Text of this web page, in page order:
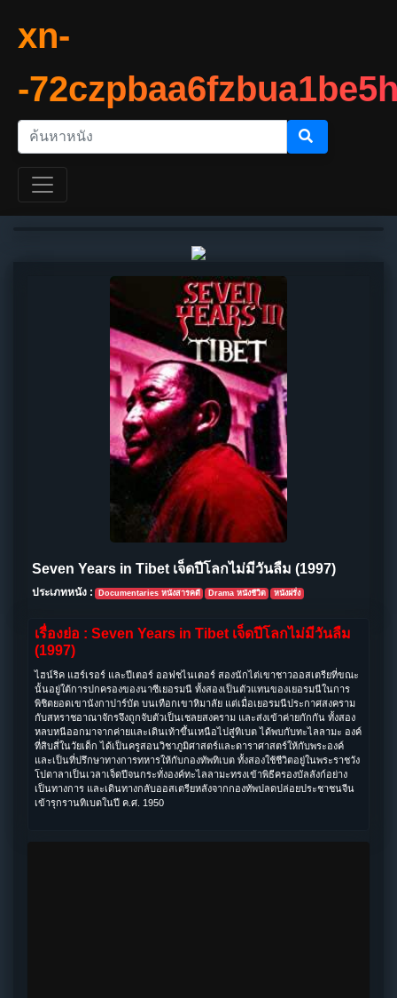
xn-
-
Seven Years in Tibet เจ็ดปีโลกไม่มีวันลืม (1997)
ประเภทหนัง : Documentaries หนังสารคดี Drama หนังชีวิต หนังฝรั่ง
เรื่องย่อ : Seven Years in Tibet เจ็ดปีโลกไม่มีวันลืม
(1997)
ไฮน์ริค แฮร์เรอร์ และปีเตอร์ ออฟชไนเตอร์ สองนักไต่เขาชาวออสเตรียที่ขณะ
นั้นอยู่ใต้การปกครองของนาซีเยอรมนี ทั้งสองเป็นตัวแทนของเยอรมนีในการ
พิชิตยอดเขานังกาปาร์บัต บนเทือกเขาหิมาลัย แต่เมื่อเยอรมนีประกาศสงคราม
กับสหราชอาณาจักรจึงถูกจับตัวเป็นเชลยสงคราม และส่งเข้าค่ายกักกัน ทั้งสอง
หลบหนีออกมาจากค่ายและเดินเท้าขึ้นเหนือไปสู่ทิเบต ได้พบกับทะไลลามะ องค์
ที่สิบสี่ในวัยเด็ก ได้เป็นครูสอนวิชาภูมิศาสตร์และดาราศาสตร์ให้กับพระองค์
และเป็นที่ปรึกษาทางการทหารให้กับกองทัพทิเบต ทั้งสองใช้ชีวิตอยู่ในพระราชวัง
โปตาลาเป็นเวลาเจ็ดปีจนกระทั่งองค์ทะไลลามะทรงเข้าพิธีครองบัลลังก์อย่าง
เป็นทางการ และเดินทางกลับออสเตรียหลังจากกองทัพปลดปล่อยประชาชนจีน
เข้ารุกรานทิเบตในปี ค.ศ. 1950